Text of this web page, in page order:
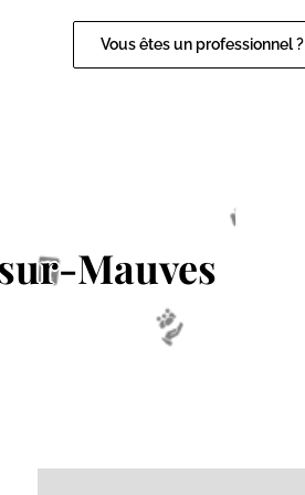
Vous êtes un professionnel ?
Mauves